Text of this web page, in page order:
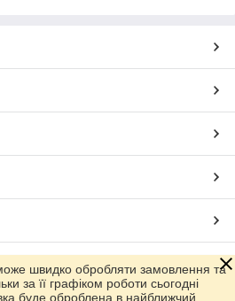
Prom.ua
швидко обробляти замовлення та
за її графіком роботи сьогодні
буде оброблена в найближчий